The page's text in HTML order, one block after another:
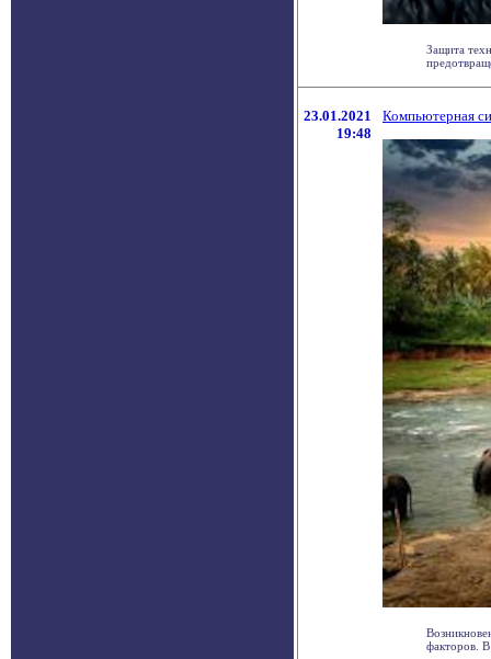
Защита
23.01.2021
19:48
Компьютерная
факторов.